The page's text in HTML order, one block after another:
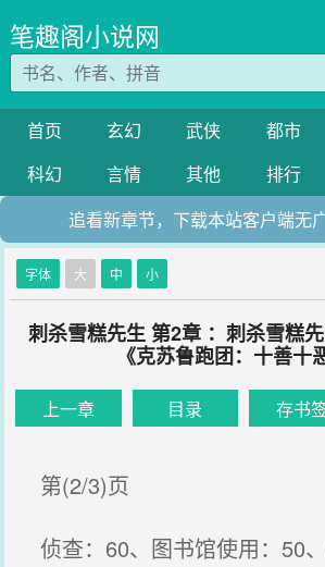
笔趣阁小说网
首页 玄幻 武侠 都市
科幻
言情 其他 排行
追看新章节，下载本站客户端无
字体 大 中 小
刺杀雪糕先生 第2章 ：刺杀雪糕
《克苏鲁跑团：十善十
上一章 目录 存书
第(2/3)页
侦查：60、图书馆使用：50